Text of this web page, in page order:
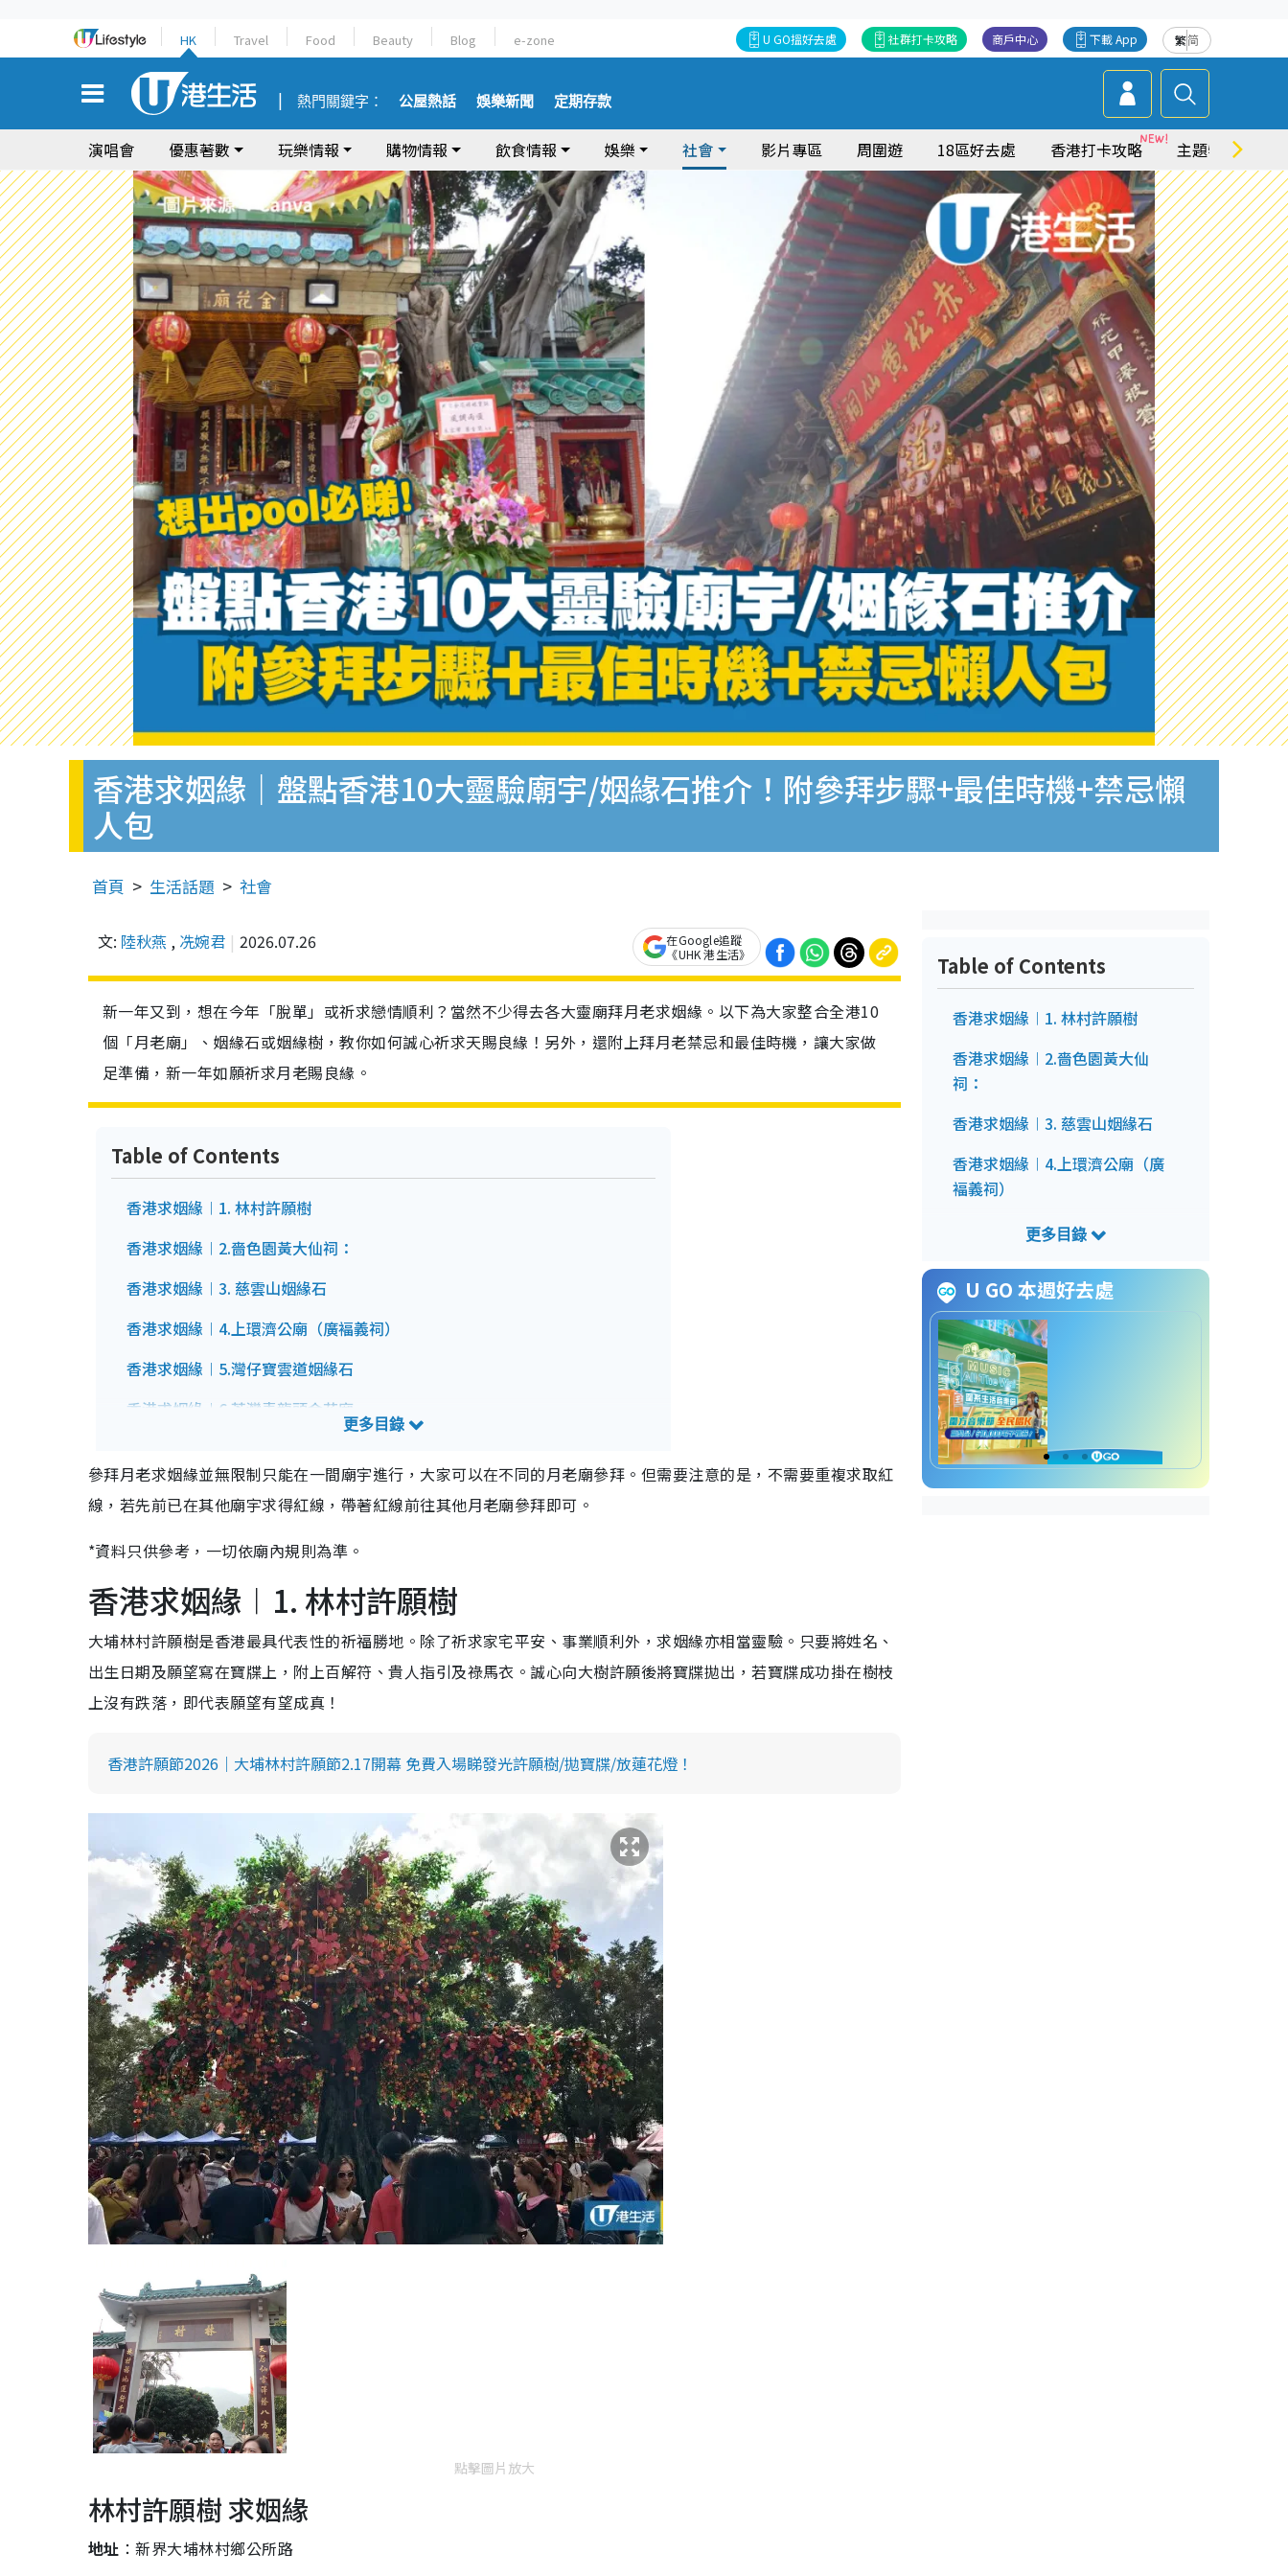
HK Travel Food Beauty Blog e-zone 繁简
下載 App
商戶中心
社群打卡攻略
U GO搵好去處
熱門關鍵字： 公屋熱話 娛樂新聞 定期存款
演唱會 優惠著數 玩樂情報 購物情報 飲食情報 娛樂 社會 影片專區 周圍遊 18區好去處 香港打卡攻略 主題特集
香港求姻緣｜盤點香港10大靈驗廟宇/姻緣石推介！附參拜步驟+最佳時機+禁忌懶
人包
首頁 生活話題 社會
文: 陸秋燕 , 冼婉君 2026.07.26
在Google追蹤
《UHK 港生活》
新一年又到，想在今年「脫單」或祈求戀情順利？當然不少得去各大靈廟拜月老求姻緣。以下為大家整合全港10
個「月老廟」、姻緣石或姻緣樹，教你如何誠心祈求天賜良緣！另外，還附上拜月老禁忌和最佳時機，讓大家做
足準備，新一年如願祈求月老賜良緣。
Table of Contents
香港求姻緣︱1. 林村許願樹
香港求姻緣︱2.嗇色園黃大仙祠：
香港求姻緣︱3. 慈雲山姻緣石
香港求姻緣︱4.上環濟公廟（廣褔義祠）
香港求姻緣︱5.灣仔寶雲道姻緣石
香港求姻緣︱6.荃灣青龍頭金花廟
香港求姻緣︱8.坪洲龍母廟
拜月老求姻緣禁忌
求姻緣禁忌︱1. 穿著端莊得體
求姻緣禁忌︱2. 忌帶雨傘入廟
求姻緣禁忌︱3. 勿吹結緣茶茶杯
求姻緣禁忌︱4. 紅線勿貪多
求姻緣禁忌︱7. 不要幫朋友求紅線
求姻緣禁忌︱9. 拜月老不等人
求姻緣方法
拜月老求姻緣最佳時機
參拜月老求姻緣並無限制只能在一間廟宇進行，大家可以在不同的月老廟參拜。但需要注意的是，不需要重複求取紅
線，若先前已在其他廟宇求得紅線，帶著紅線前往其他月老廟參拜即可。
*資料只供參考，一切依廟內規則為準。
香港求姻緣︱1. 林村許願樹
大埔林村許願樹是香港最具代表性的祈福勝地。除了祈求家宅平安、事業順利外，求姻緣亦相當靈驗。只要將姓名、
出生日期及願望寫在寶牒上，附上百解符、貴人指引及祿馬衣。誠心向大樹許願後將寶牒拋出，若寶牒成功掛在樹枝
上沒有跌落，即代表願望有望成真！
香港許願節2026｜大埔林村許願節2.17開幕 免費入場睇發光許願樹/拋寶牒/放蓮花燈！
點擊圖片放大
林村許願樹 求姻緣
地址 ：新界大埔林村鄉公所路
Table of Contents
香港求姻緣︱1. 林村許願樹
香港求姻緣︱2.嗇色園黃大仙
祠：
香港求姻緣︱3. 慈雲山姻緣石
香港求姻緣︱4.上環濟公廟（廣
褔義祠）
香港求姻緣︱5.灣仔寶雲道姻緣
香港求姻緣︱6.荃灣青龍頭金花
廟
香港求姻緣︱7.坪洲仙姐廟
香港求姻緣︱8.坪洲龍母廟
香港求姻緣︱9.坪洲金花廟
U GO 本週好去處